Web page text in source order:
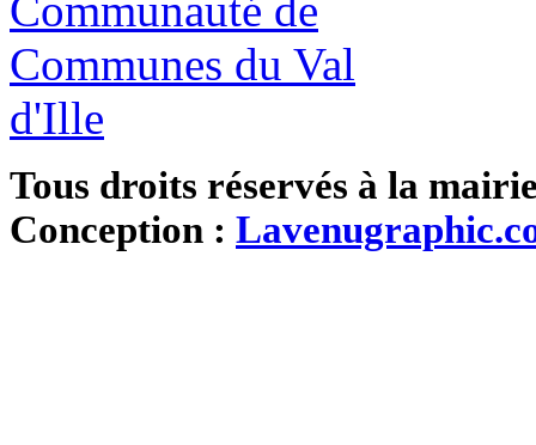
Tous droits réservés à la
Conception :